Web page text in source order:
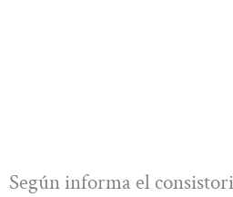
Según informa el